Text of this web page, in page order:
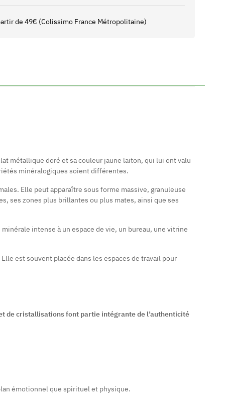
de 49€ (Colissimo France Métropolitaine)
métallique doré et sa couleur jaune laiton, qui lui ont valu
minéralogiques soient différentes.
Elle peut apparaître sous forme massive, granuleuse
ses zones plus brillantes ou plus mates, ainsi que ses
intense à un espace de vie, un bureau, une vitrine
est souvent placée dans les espaces de travail pour
de cristallisations font partie intégrante de l’authenticité
émotionnel que spirituel et physique.